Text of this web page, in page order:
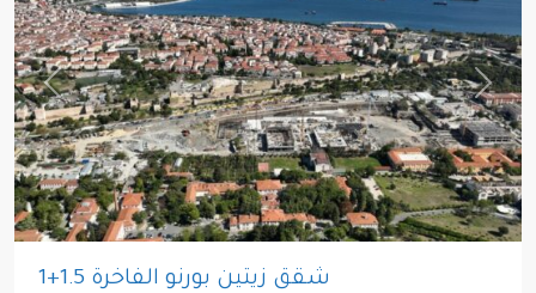
Next
شقق زيتين بورنو الفاخرة 1.5+1